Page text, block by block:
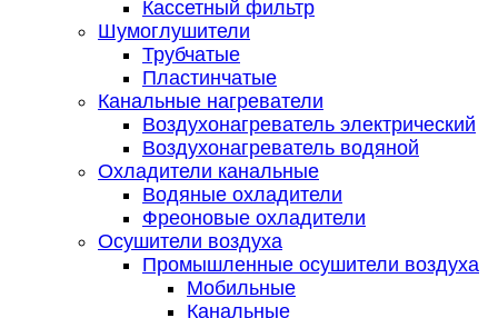
Кассетный фильтр
Шумоглушители
Трубчатые
Пластинчатые
Канальные нагреватели
Воздухонагреватель электрический
Воздухонагреватель водяной
Охладители канальные
Водяные охладители
Фреоновые охладители
Осушители воздуха
Промышленные осушители воздуха
Мобильные
Канальные